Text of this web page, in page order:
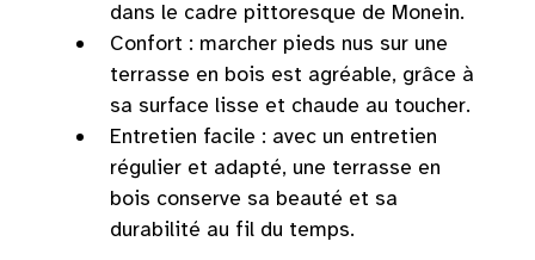
dans le cadre pittoresque de Monein.
Confort : marcher pieds nus sur une
terrasse en bois est agréable, grâce à
sa surface lisse et chaude au toucher.
Entretien facile : avec un entretien
régulier et adapté, une terrasse en
bois conserve sa beauté et sa
durabilité au fil du temps.